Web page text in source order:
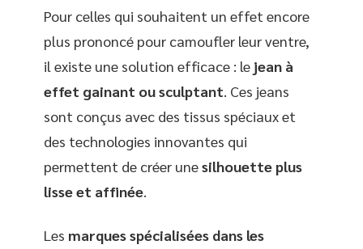
Pour celles qui souhaitent un effet encore
plus prononcé pour camoufler leur ventre,
il existe une solution efficace : le jean à
effet gainant ou sculptant. Ces jeans
sont conçus avec des tissus spéciaux et
des technologies innovantes qui
permettent de créer unesilhouette plus
lisse et affinée.
Les marques spécialisées dans les